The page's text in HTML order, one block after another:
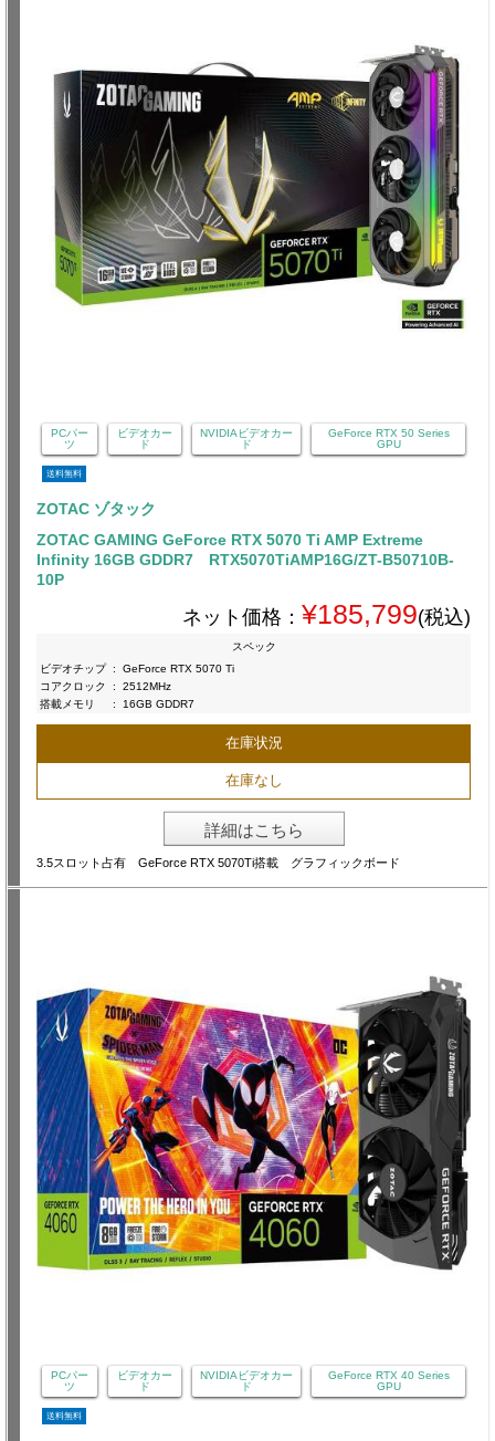
PCパー
ツ
ビデオカー
ド
NVIDIAビデオカー
ド
GeForce RTX 50 Series
GPU
送料無料
ZOTAC ゾタック
ZOTAC GAMING GeForce RTX 5070 Ti AMP Extreme
Infinity 16GB GDDR7 RTX5070TiAMP16G/ZT-B50710B-
10P
ネット価格： ¥185,799(税込)
スペック
ビデオチップ :
GeForce RTX 5070 Ti
コアクロック
:
2512MHz
搭載メモリ
: 16GB GDDR7
在庫状況
在庫なし
詳細はこちら
3.5スロット占有 GeForce RTX 5070Ti搭載 グラフィックボード
PCパー
ツ
ビデオカー
ド
NVIDIAビデオカー
ド
GeForce RTX 40 Series
GPU
送料無料